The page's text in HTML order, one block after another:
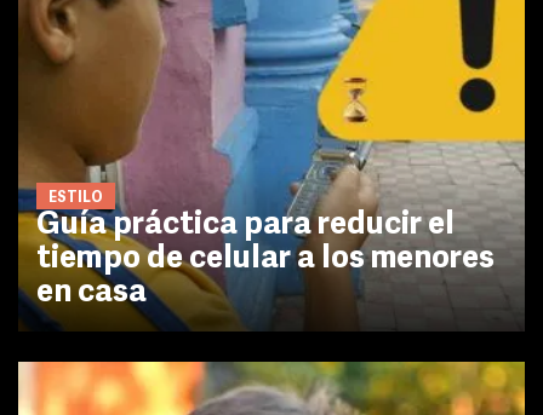
ESTILO
Guía práctica para reducir el
tiempo de celular a los menores
en casa